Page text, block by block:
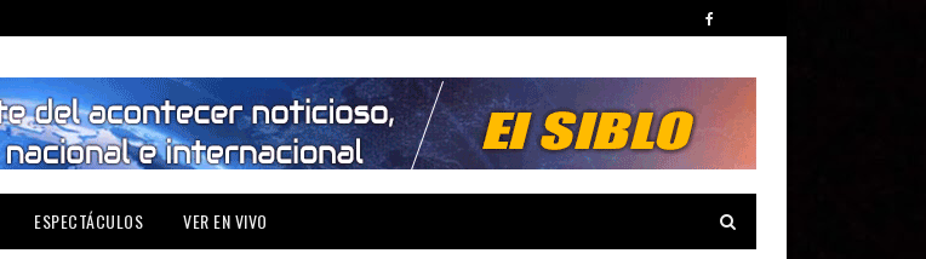
ESPECTÁCULOS VER EN VIVO